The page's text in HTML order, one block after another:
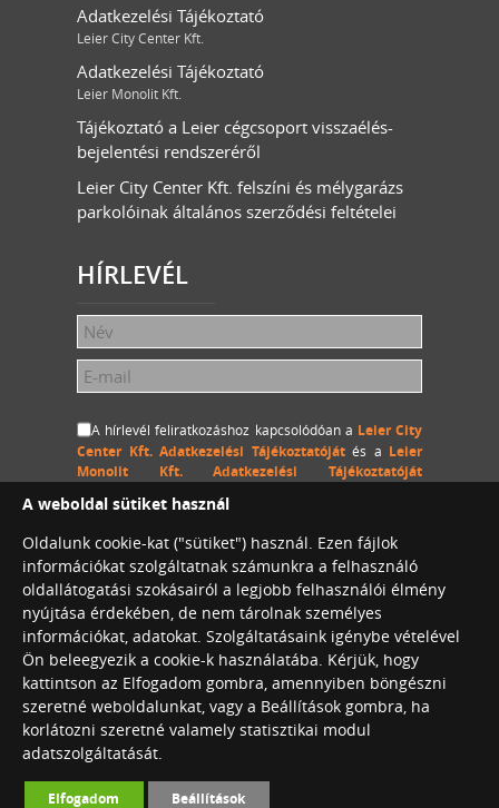
Adatkezelési Tájékoztató
Leier City Center Kft.
Adatkezelési Tájékoztató
Leier Monolit Kft.
Tájékoztató a Leier cégcsoport visszaélés-
bejelentési rendszeréről
Leier City Center Kft. felszíni és mélygarázs
parkolóinak általános szerződési feltételei
HÍRLEVÉL
A hírlevél feliratkozáshoz kapcsolódóan a Leier City
Center Kft. Adatkezelési Tájékoztatójátés a Leier
Monolit Kft. Adatkezelési Tájékoztatóját
Kft. és a Leier Monolit Kft. a megadott személyes
visszavonásig kezelje, a megadott e-mail címemre
hírlevelet küldjön.
Leier City Center Café
Konferenciaterem bérlés
©2026. Leier International. Minden jog
A weboldal sütiket használ
Oldalunk cookie-kat ("sütiket") használ. Ezen fájlok
információkat szolgáltatnak számunkra a felhasználó
oldallátogatási szokásairól a legjobb felhasználói élmény
nyújtása érdekében, de nem tárolnak személyes
információkat, adatokat. Szolgáltatásaink igénybe vételével
Ön beleegyezik a cookie-k használatába. Kérjük, hogy
kattintson az Elfogadom gombra, amennyiben böngészni
szeretné weboldalunkat, vagy a Beállítások gombra, ha
korlátozni szeretné valamely statisztikai modul
adatszolgáltatását.
Elfogadom Beállítások